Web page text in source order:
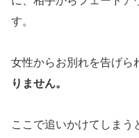
す。
女性からお別れを告げら
りません。
ここで追いかけてしまう